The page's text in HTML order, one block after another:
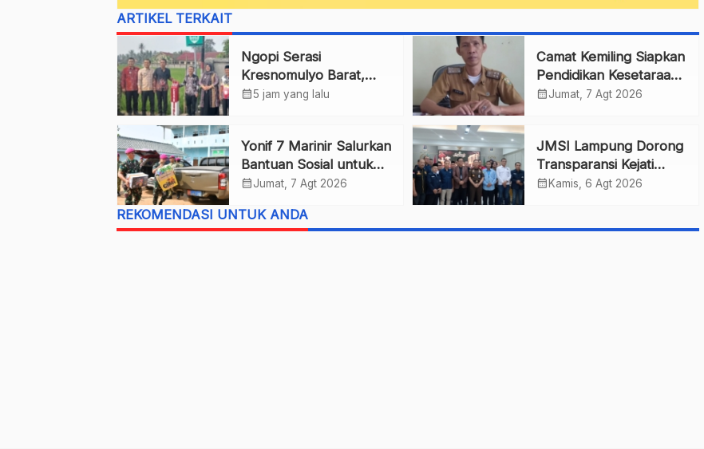
ARTIKEL TERKAIT
Ngopi Serasi
Kresnomulyo Barat,
Bupati Pringsewu
calendar_month5 jam yang lalu
Camat Kemiling Siapkan
Pendidikan Kesetaraan
untuk Dini
calendar_monthJumat, 7 Agt 2026
Yonif 7 Marinir Salurkan
Bantuan Sosial untuk
Anak Yatim di Ponpes
calendar_monthJumat, 7 Agt 2026
JMSI Lampung Dorong
Transparansi Kejati
dalam Penanganan
calendar_month Kamis, 6 Agt 2026
REKOMENDASI UNTUK ANDA